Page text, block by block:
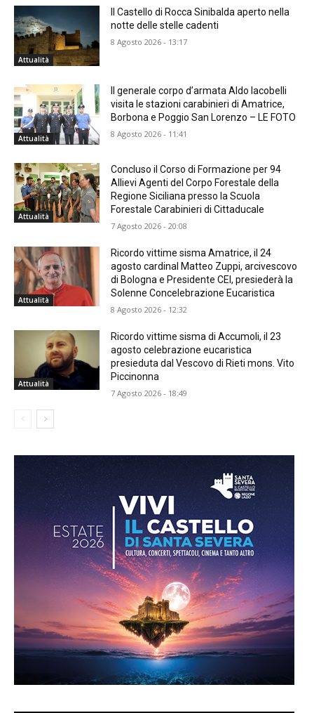
Attualità
Il Castello di Rocca Sinibalda aperto nella
notte delle stelle cadenti
8 Agosto 2026 - 13:17
Attualità
Il generale corpo d’armata Aldo Iacobelli
visita le stazioni carabinieri di Amatrice,
Borbona e Poggio San Lorenzo – LE FOTO
8 Agosto 2026 - 11:41
Attualità
Concluso il Corso di Formazione per 94
Allievi Agenti del Corpo Forestale della
Regione Siciliana presso la Scuola
Forestale Carabinieri di Cittaducale
7 Agosto 2026 - 20:08
Attualità
Ricordo vittime sisma Amatrice, il 24
agosto cardinal Matteo Zuppi, arcivescovo
di Bologna e Presidente CEI, presiederà la
Solenne Concelebrazione Eucaristica
8 Agosto 2026 - 12:32
Attualità
Ricordo vittime sisma di Accumoli, il 23
agosto celebrazione eucaristica
presieduta dal Vescovo di Rieti mons. Vito
Piccinonna
7 Agosto 2026 - 18:49